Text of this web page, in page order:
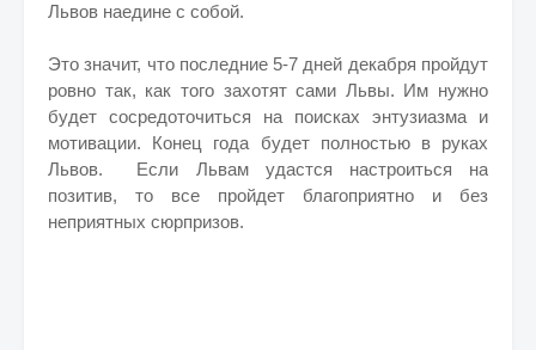
Львов наедине с собой.
Это значит, что последние 5-7 дней декабря пройдут
ровно так, как того захотят сами Львы. Им нужно
будет сосредоточиться на поисках энтузиазма и
мотивации. Конец года будет полностью в руках
Львов. Если Львам удастся настроиться на
позитив, то все пройдет благоприятно и без
неприятных сюрпризов.